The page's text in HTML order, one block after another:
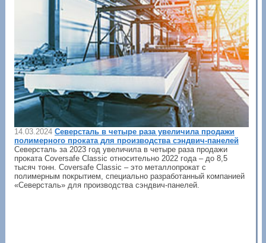
14.03.2024 Северсталь в четыре раза увеличила продажи
полимерного проката для производства сэндвич-панелей
Северсталь за 2023 год увеличила в четыре раза продажи
проката Coversafe Classic относительно 2022 года – до 8,5
тысяч тонн. Coversafe Classic – это металлопрокат с
полимерным покрытием, специально разработанный компанией
«Северсталь» для производства сэндвич-панелей.